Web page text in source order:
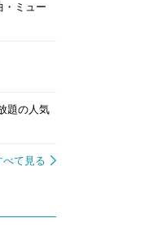
・ミュー
題の人気
べて見る